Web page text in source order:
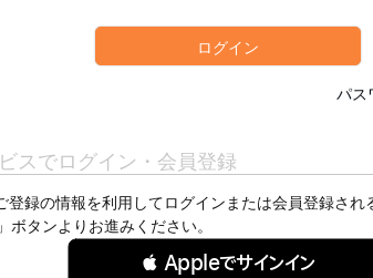
ログイン
パス
スでログイン・会員登録
登録の情報を利用してログインまたは会員登録され
ボタンよりお進みください。
 Appleでサインイン